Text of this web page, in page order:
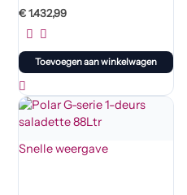
€1.432,99
Toevoegen aan winkelwagen
Snelle weergave